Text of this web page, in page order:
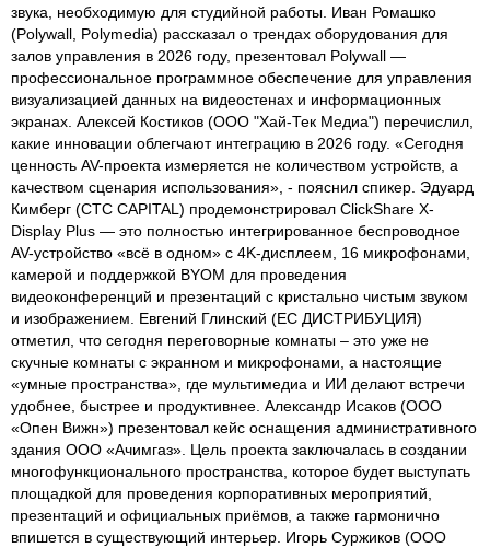
звука, необходимую для студийной работы. Иван Ромашко
(Polywall, Polymedia) рассказал о трендах оборудования для
залов управления в 2026 году, презентовал Polywall —
профессиональное программное обеспечение для управления
визуализацией данных на видеостенах и информационных
экранах. Алексей Костиков (ООО "Хай-Тек Медиа") перечислил,
какие инновации облегчают интеграцию в 2026 году. «Сегодня
ценность AV-проекта измеряется не количеством устройств, а
качеством сценария использования», - пояснил спикер. Эдуард
Кимберг (CTC CAPITAL) продемонстрировал ClickShare X-
Display Plus — это полностью интегрированное беспроводное
AV-устройство «всё в одном» с 4K-дисплеем, 16 микрофонами,
камерой и поддержкой BYOM для проведения
видеоконференций и презентаций с кристально чистым звуком
и изображением. Евгений Глинский (ЕС ДИСТРИБУЦИЯ)
отметил, что сегодня переговорные комнаты – это уже не
скучные комнаты с экранном и микрофонами, а настоящие
«умные пространства», где мультимедиа и ИИ делают встречи
удобнее, быстрее и продуктивнее. Александр Исаков (ООО
«Опен Вижн») презентовал кейс оснащения административного
здания ООО «Ачимгаз». Цель проекта заключалась в создании
многофункционального пространства, которое будет выступать
площадкой для проведения корпоративных мероприятий,
презентаций и официальных приёмов, а также гармонично
впишется в существующий интерьер. Игорь Суржиков (ООО